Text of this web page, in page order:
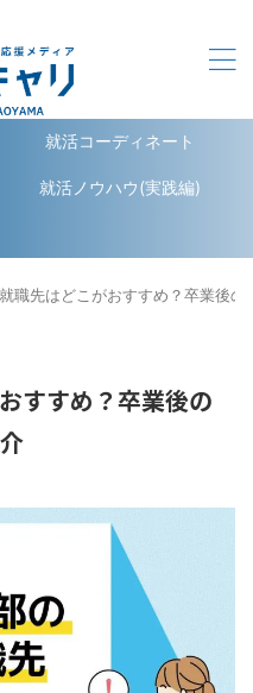
就活コーディネート
就活ノウハウ(実践編)
職先はどこがおすすめ？卒業後
すすめ？卒業後の